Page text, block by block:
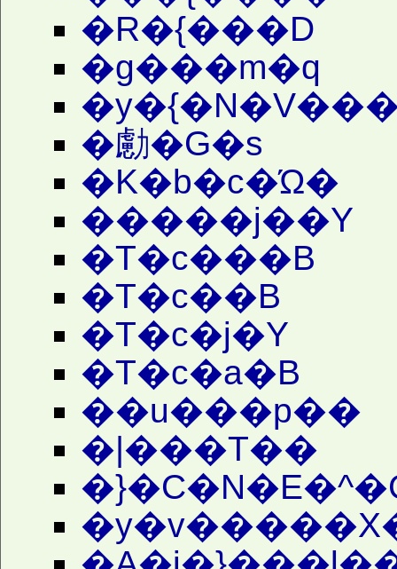
�R�{���D
�g���m�q
�勴�G�s
�K�b�c�Ώ�
�����j��Y
�T�c���B
�T�c��B
�T�c�j�Y
�T�c�a�B
��u���p��
�|���T��